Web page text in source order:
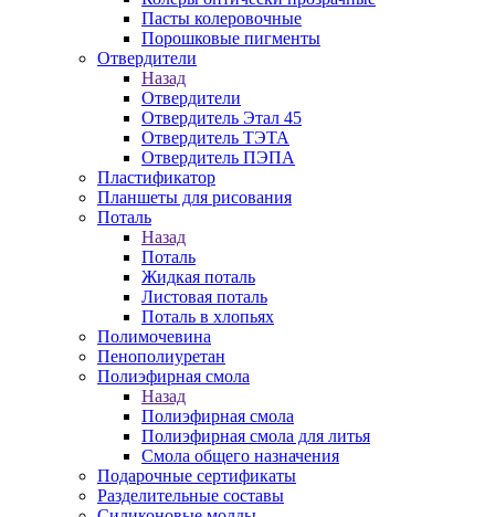
Пасты колеровочные
Порошковые пигменты
Отвердители
Назад
Отвердители
Отвердитель Этал 45
Отвердитель ТЭТА
Отвердитель ПЭПА
Пластификатор
Планшеты для рисования
Поталь
Назад
Поталь
Жидкая поталь
Листовая поталь
Поталь в хлопьях
Полимочевина
Пенополиуретан
Полиэфирная смола
Назад
Полиэфирная смола
Полиэфирная смола для литья
Смола общего назначения
Подарочные сертификаты
Разделительные составы